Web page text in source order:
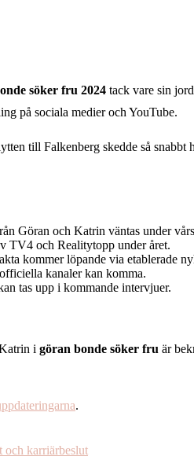
söker fru 2024 tack vare sin
på sociala medier och YouTube.
till Falkenberg skedde så snabbt
Göran och Katrin väntas under
TV4 och Realitytopp under året.
kommer löpande via etablerade
kanaler kan komma.
tas upp i kommande intervjuer.
i göran bonde söker fru är
.
och karriärbeslut